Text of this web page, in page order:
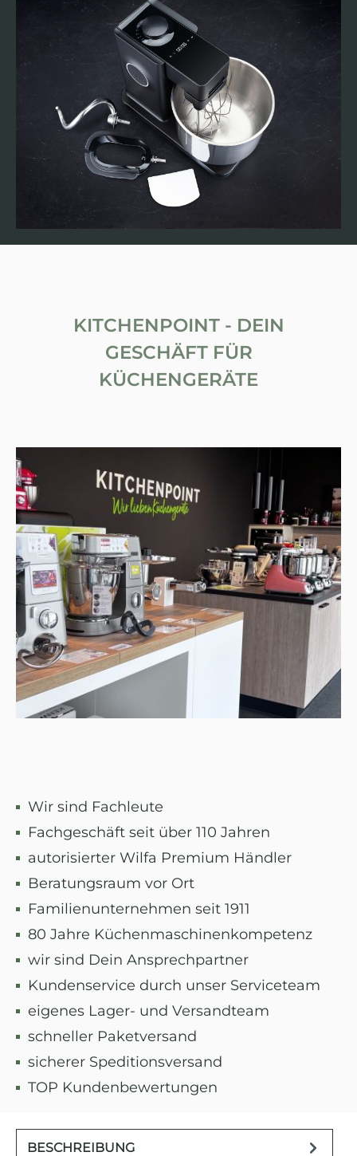
KITCHENPOINT - DEIN
GESCHÄFT FÜR
KÜCHENGERÄTE
Wir sind Fachleute
Fachgeschäft seit über 110 Jahren
autorisierter Wilfa Premium Händler
Beratungsraum vor Ort
Familienunternehmen seit 1911
80 Jahre Küchenmaschinenkompetenz
wir sind Dein Ansprechpartner
Kundenservice durch unser Serviceteam
eigenes Lager- und Versandteam
schneller Paketversand
sicherer Speditionsversand
TOP Kundenbewertungen
BESCHREIBUNG